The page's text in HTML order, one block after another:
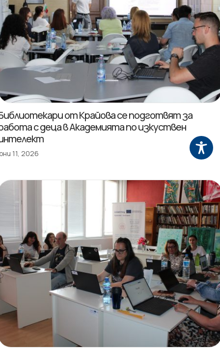
от Крайова се подготвят за
с деца в Академията по изкуствен
11, 2026